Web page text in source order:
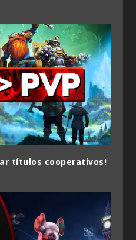
títulos cooperativos!